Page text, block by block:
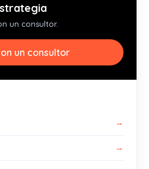
un consultor.
un consultor
→
→